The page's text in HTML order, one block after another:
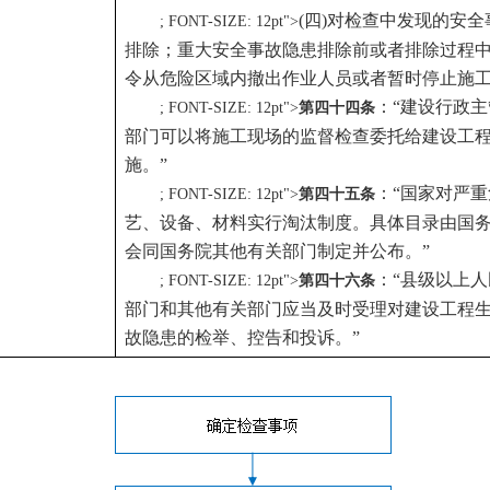
; FONT-SIZE: 12pt">(四)对检查中发现的安
排除；重大安全事故隐患排除前或者排除过程
令从危险区域内撤出作业人员或者暂时停止施
; FONT-SIZE: 12pt">第四十四条：“建设行政
部门可以将施工现场的监督检查委托给建设工
施。”
; FONT-SIZE: 12pt">第四十五条：“国家对严
艺、设备、材料实行淘汰制度。具体目录由国
会同国务院其他有关部门制定并公布。”
; FONT-SIZE: 12pt">第四十六条：“县级以上
部门和其他有关部门应当及时受理对建设工程
故隐患的检举、控告和投诉。”